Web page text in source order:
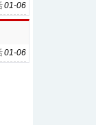
01-06
01-06